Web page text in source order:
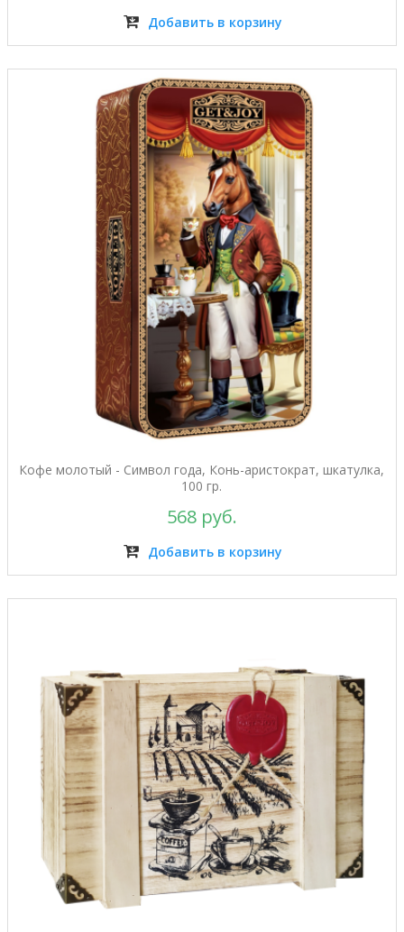
Добавить в корзину
Кофе молотый - Символ года, Конь-аристократ, шкатулка,
100 гр.
568 руб.
Добавить в корзину